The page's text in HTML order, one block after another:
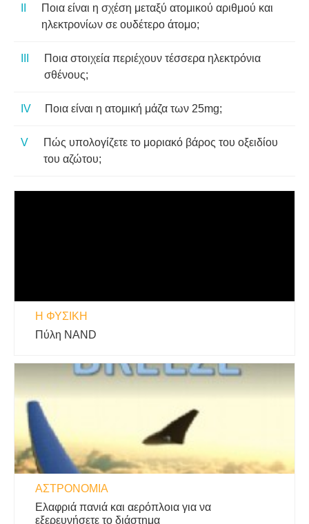
Ποια είναι η σχέση μεταξύ ατομικού αριθμού και
ηλεκτρονίων σε ουδέτερο άτομο;
Ποια στοιχεία περιέχουν τέσσερα ηλεκτρόνια
σθένους;
Ποια είναι η ατομική μάζα των 25mg;
Πώς υπολογίζετε το μοριακό βάρος του οξειδίου
του αζώτου;
Η ΦΥΣΙΚΗ
Πύλη NAND
ΑΣΤΡΟΝΟΜΊΑ
Ελαφριά πανιά και αερόπλοια για να
εξερευνήσετε το διάστημα